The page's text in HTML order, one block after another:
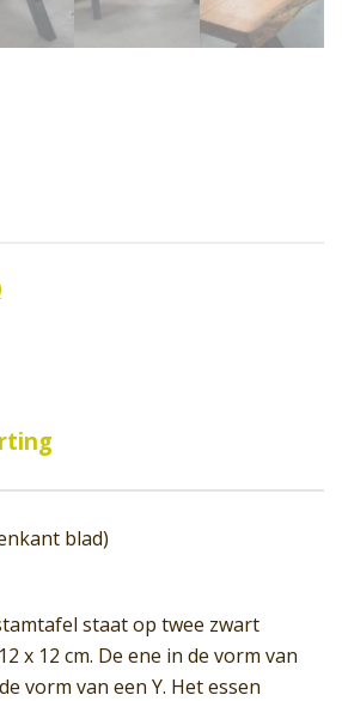
Huidige
blad)
staat op twee zwart
x 12 cm. De ene in de vorm van
vorm van een Y. Het essen